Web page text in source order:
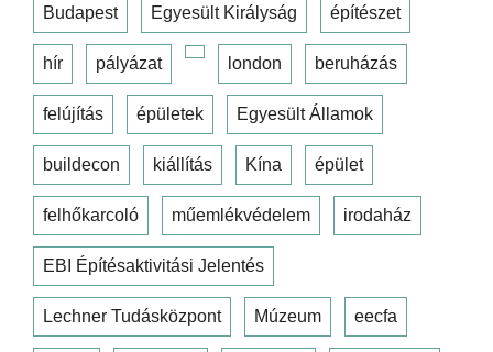
Budapest Egyesült Királyság építészet
hír pályázat london beruházás
felújítás épületek Egyesült Államok
buildecon kiállítás Kína épület
felhőkarcoló műemlékvédelem irodaház
EBI Építésaktivitási Jelentés
Lechner Tudásközpont Múzeum eecfa